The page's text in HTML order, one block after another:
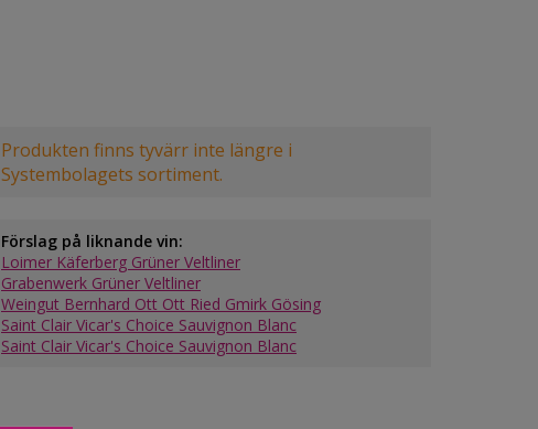
Produkten finns tyvärr inte längre i
Systembolagets sortiment.
Förslag på liknande vin:
Loimer Käferberg Grüner Veltliner
Grabenwerk Grüner Veltliner
Weingut Bernhard Ott Ott Ried Gmirk Gösing
Saint Clair Vicar's Choice Sauvignon Blanc
Saint Clair Vicar's Choice Sauvignon Blanc